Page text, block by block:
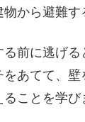
物から避難す
前に逃げる
をあてて、
ことを学び